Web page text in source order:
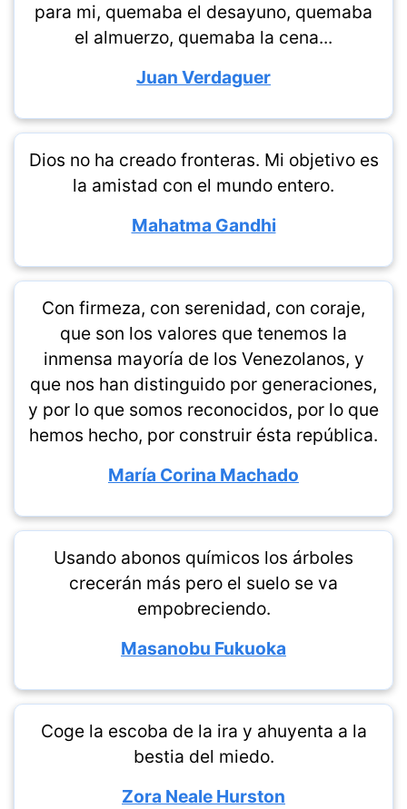
para mi, quemaba el desayuno, quemaba
el almuerzo, quemaba la cena...
Juan Verdaguer
Dios no ha creado fronteras. Mi objetivo es
la amistad con el mundo entero.
Mahatma Gandhi
Con firmeza, con serenidad, con coraje,
que son los valores que tenemos la
inmensa mayoría de los Venezolanos, y
que nos han distinguido por generaciones,
y por lo que somos reconocidos, por lo que
hemos hecho, por construir ésta república.
María Corina Machado
Usando abonos químicos los árboles
crecerán más pero el suelo se va
empobreciendo.
Masanobu Fukuoka
Coge la escoba de la ira y ahuyenta a la
bestia del miedo.
Zora Neale Hurston